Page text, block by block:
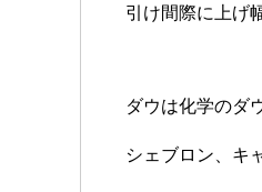
引け間際に上げ
ダウは化学のダ
シェブロン、キ